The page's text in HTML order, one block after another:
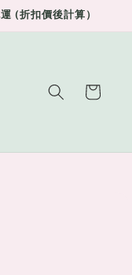
(折扣價後計算）
Cart